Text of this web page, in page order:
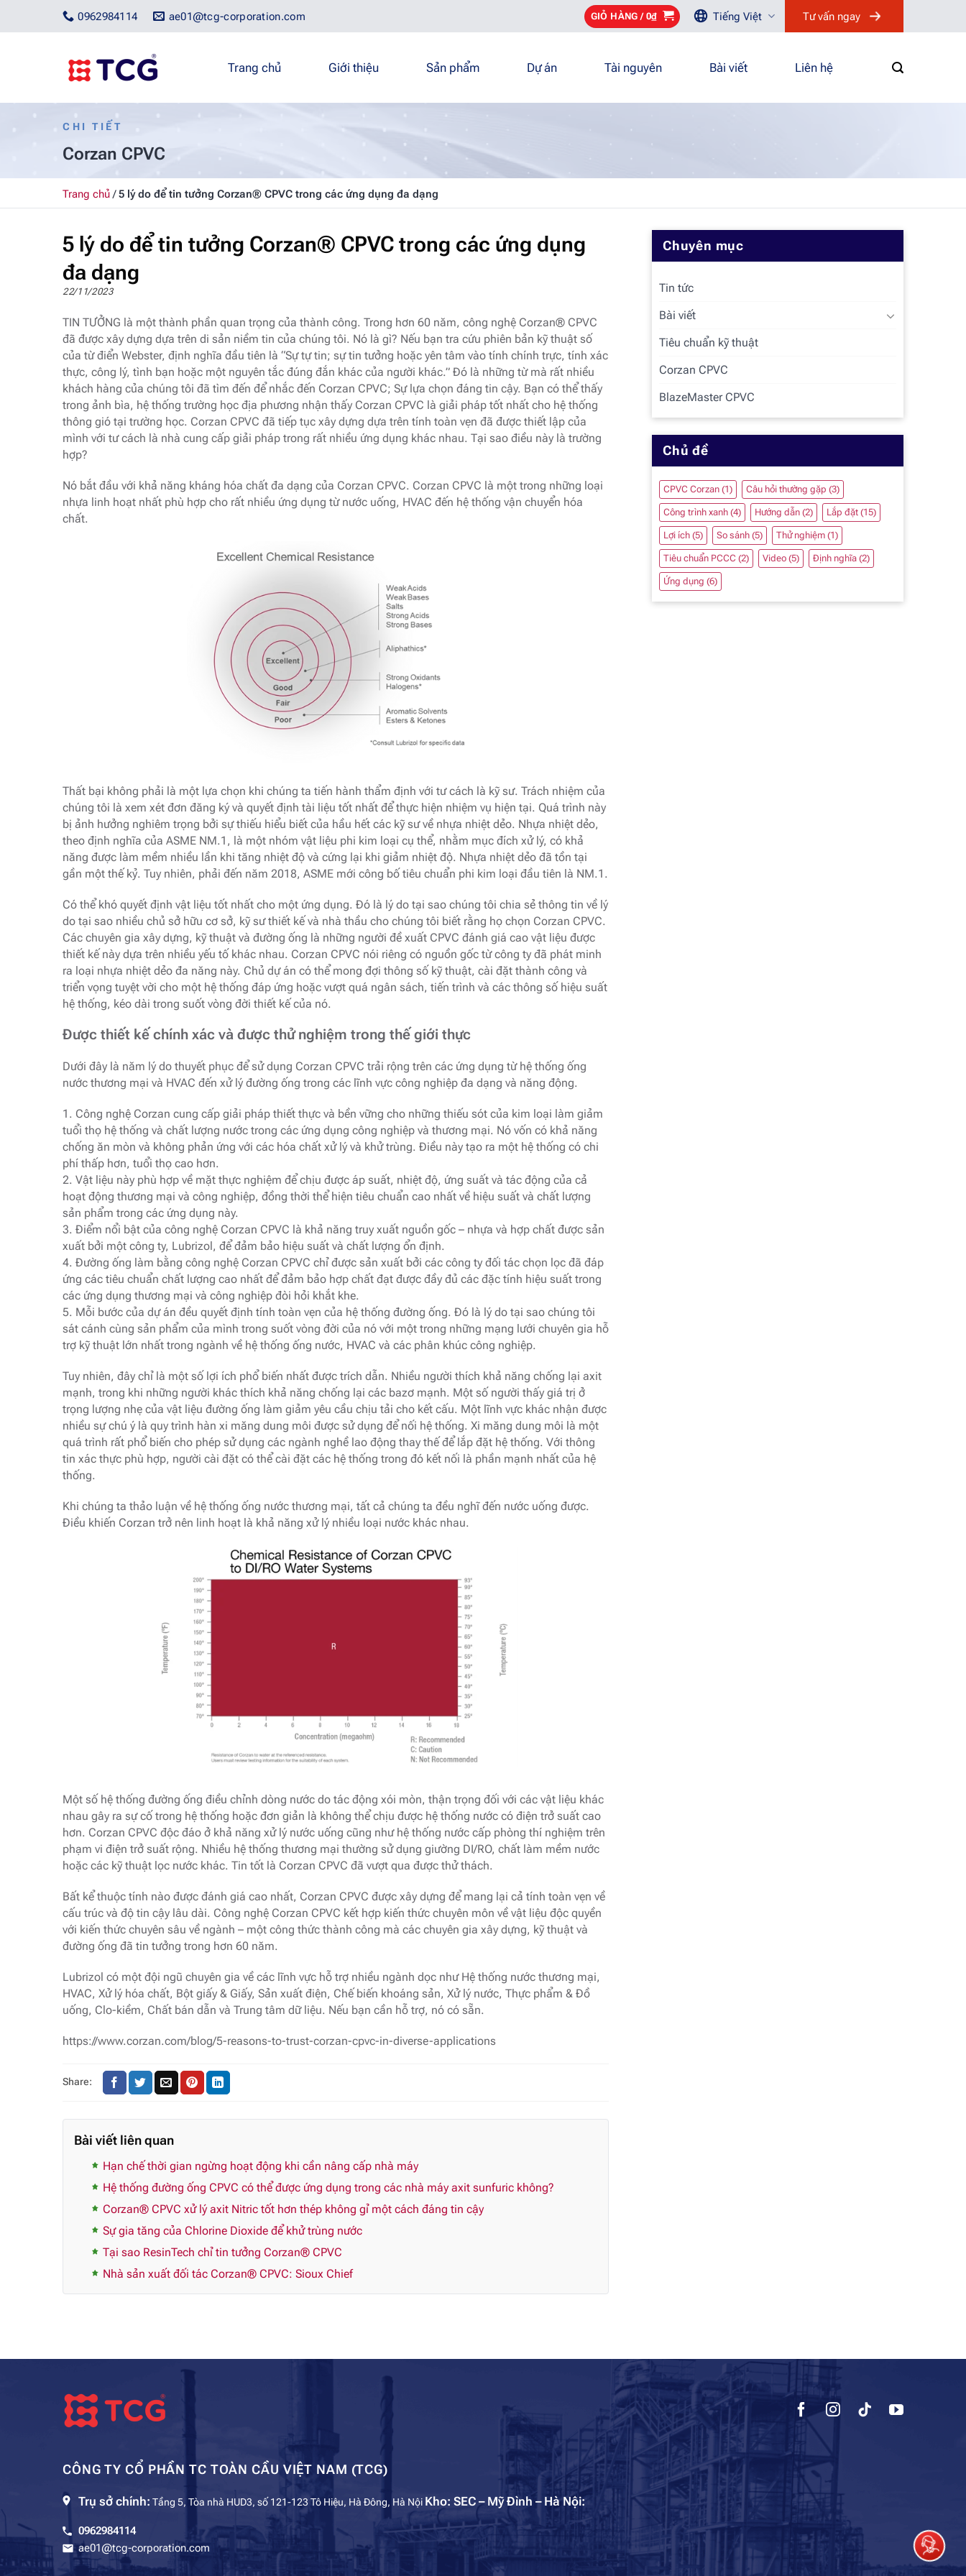
ae01@tcg-corporation.com
0962984114 GIỎ HÀNG / 0₫ Tiếng Việt Tư vấn ngay
Trang chủ Giới thiệu Sản phẩm Dự án Tài nguyên Bài viết Liên hệ
CHI TIẾT
Corzan CPVC
Trang chủ/5 lý do để tin tưởng Corzan® CPVC trong các ứng dụng đa dạng
5 lý do để tin tưởng Corzan® CPVC trong các ứng dụng
đa dạng
22/11/2023
TIN TƯỞNG là một thành phần quan trọng của thành công. Trong hơn 60 năm, công nghệ Corzan® CPVC
đã được xây dựng dựa trên di sản niềm tin của chúng tôi. Nó là gì? Nếu bạn tra cứu phiên bản kỹ thuật số
của từ điển Webster, định nghĩa đầu tiên là “Sự tự tin; sự tin tưởng hoặc yên tâm vào tính chính trực, tính xác
thực, công lý, tình bạn hoặc một nguyên tắc đúng đắn khác của người khác.” Đó là những từ mà rất nhiều
khách hàng của chúng tôi đã tìm đến để nhắc đến Corzan CPVC; Sự lựa chọn đáng tin cậy. Bạn có thể thấy
trong ảnh bìa, hệ thống trường học địa phương nhận thấy Corzan CPVC là giải pháp tốt nhất cho hệ thống
thông gió tại trường học. Corzan CPVC đã tiếp tục xây dựng dựa trên tính toàn vẹn đã được thiết lập của
mình với tư cách là nhà cung cấp giải pháp trong rất nhiều ứng dụng khác nhau. Tại sao điều này là trường
hợp?
Nó bắt đầu với khả năng kháng hóa chất đa dạng của Corzan CPVC. Corzan CPVC là một trong những loại
nhựa linh hoạt nhất phù hợp cho rất nhiều ứng dụng từ nước uống, HVAC đến hệ thống vận chuyển hóa
chất.
Thất bại không phải là một lựa chọn khi chúng ta tiến hành thẩm định với tư cách là kỹ sư. Trách nhiệm của
chúng tôi là xem xét đơn đăng ký và quyết định tài liệu tốt nhất để thực hiện nhiệm vụ hiện tại. Quá trình này
bị ảnh hưởng nghiêm trọng bởi sự thiếu hiểu biết của hầu hết các kỹ sư về nhựa nhiệt dẻo. Nhựa nhiệt dẻo,
theo định nghĩa của ASME NM.1, là một nhóm vật liệu phi kim loại cụ thể, nhằm mục đích xử lý, có khả
năng được làm mềm nhiều lần khi tăng nhiệt độ và cứng lại khi giảm nhiệt độ. Nhựa nhiệt dẻo đã tồn tại
gần một thế kỷ. Tuy nhiên, phải đến năm 2018, ASME mới công bố tiêu chuẩn phi kim loại đầu tiên là NM.1.
Có thể khó quyết định vật liệu tốt nhất cho một ứng dụng. Đó là lý do tại sao chúng tôi chia sẻ thông tin về lý
do tại sao nhiều chủ sở hữu cơ sở, kỹ sư thiết kế và nhà thầu cho chúng tôi biết rằng họ chọn Corzan CPVC.
Các chuyên gia xây dựng, kỹ thuật và đường ống là những người đề xuất CPVC đánh giá cao vật liệu được
thiết kế này dựa trên nhiều yếu tố khác nhau. Corzan CPVC nói riêng có nguồn gốc từ công ty đã phát minh
ra loại nhựa nhiệt dẻo đa năng này. Chủ dự án có thể mong đợi thông số kỹ thuật, cài đặt thành công và
triển vọng tuyệt vời cho một hệ thống đáp ứng hoặc vượt quá ngân sách, tiến trình và các thông số hiệu suất
hệ thống, kéo dài trong suốt vòng đời thiết kế của nó.
Được thiết kế chính xác và được thử nghiệm trong thế giới thực
Dưới đây là năm lý do thuyết phục để sử dụng Corzan CPVC trải rộng trên các ứng dụng từ hệ thống ống
nước thương mại và HVAC đến xử lý đường ống trong các lĩnh vực công nghiệp đa dạng và năng động.
1. Công nghệ Corzan cung cấp giải pháp thiết thực và bền vững cho những thiếu sót của kim loại làm giảm
tuổi thọ hệ thống và chất lượng nước trong các ứng dụng công nghiệp và thương mại. Nó vốn có khả năng
chống ăn mòn và không phản ứng với các hóa chất xử lý và khử trùng. Điều này tạo ra một hệ thống có chi
phí thấp hơn, tuổi thọ cao hơn.
2. Vật liệu này phù hợp về mặt thực nghiệm để chịu được áp suất, nhiệt độ, ứng suất và tác động của cả
hoạt động thương mại và công nghiệp, đồng thời thể hiện tiêu chuẩn cao nhất về hiệu suất và chất lượng
sản phẩm trong các ứng dụng này.
3. Điểm nổi bật của công nghệ Corzan CPVC là khả năng truy xuất nguồn gốc – nhựa và hợp chất được sản
xuất bởi một công ty, Lubrizol, để đảm bảo hiệu suất và chất lượng ổn định.
4. Đường ống làm bằng công nghệ Corzan CPVC chỉ được sản xuất bởi các công ty đối tác chọn lọc đã đáp
ứng các tiêu chuẩn chất lượng cao nhất để đảm bảo hợp chất đạt được đầy đủ các đặc tính hiệu suất trong
các ứng dụng thương mại và công nghiệp đòi hỏi khắt khe.
5. Mỗi bước của dự án đều quyết định tính toàn vẹn của hệ thống đường ống. Đó là lý do tại sao chúng tôi
sát cánh cùng sản phẩm của mình trong suốt vòng đời của nó với một trong những mạng lưới chuyên gia hỗ
trợ kỹ thuật lớn nhất trong ngành về hệ thống ống nước, HVAC và các phân khúc công nghiệp.
Tuy nhiên, đây chỉ là một số lợi ích phổ biến nhất được trích dẫn. Nhiều người thích khả năng chống lại axit
mạnh, trong khi những người khác thích khả năng chống lại các bazơ mạnh. Một số người thấy giá trị ở
trọng lượng nhẹ của vật liệu đường ống làm giảm yêu cầu chịu tải cho kết cấu. Một lĩnh vực khác nhận được
nhiều sự chú ý là quy trình hàn xi măng dung môi được sử dụng để nối hệ thống. Xi măng dung môi là một
quá trình rất phổ biến cho phép sử dụng các ngành nghề lao động thay thế để lắp đặt hệ thống. Với thông
tin xác thực phù hợp, người cài đặt có thể cài đặt các hệ thống trong đó kết nối là phần mạnh nhất của hệ
thống.
Khi chúng ta thảo luận về hệ thống ống nước thương mại, tất cả chúng ta đều nghĩ đến nước uống được.
Điều khiến Corzan trở nên linh hoạt là khả năng xử lý nhiều loại nước khác nhau.
Một số hệ thống đường ống điều chỉnh dòng nước do tác động xói mòn, thận trọng đối với các vật liệu khác
nhau gây ra sự cố trong hệ thống hoặc đơn giản là không thể chịu được hệ thống nước có điện trở suất cao
hơn. Corzan CPVC độc đáo ở khả năng xử lý nước uống cũng như hệ thống nước cấp phòng thí nghiệm trên
phạm vi điện trở suất rộng. Nhiều hệ thống thương mại thường sử dụng giường DI/RO, chất làm mềm nước
hoặc các kỹ thuật lọc nước khác. Tin tốt là Corzan CPVC đã vượt qua được thử thách.
Bất kể thuộc tính nào được đánh giá cao nhất, Corzan CPVC được xây dựng để mang lại cả tính toàn vẹn về
cấu trúc và độ tin cậy lâu dài. Công nghệ Corzan CPVC kết hợp kiến ​​thức chuyên môn về vật liệu độc quyền
với kiến ​​thức chuyên sâu về ngành – một công thức thành công mà các chuyên gia xây dựng, kỹ thuật và
đường ống đã tin tưởng trong hơn 60 năm.
Lubrizol có một đội ngũ chuyên gia về các lĩnh vực hỗ trợ nhiều ngành dọc như Hệ thống nước thương mại,
HVAC, Xử lý hóa chất, Bột giấy & Giấy, Sản xuất điện, Chế biến khoáng sản, Xử lý nước, Thực phẩm & Đồ
uống, Clo-kiềm, Chất bán dẫn và Trung tâm dữ liệu. Nếu bạn cần hỗ trợ, nó có sẵn.
https://www.corzan.com/blog/5-reasons-to-trust-corzan-cpvc-in-diverse-applications
Share:
Bài viết liên quan
Hạn chế thời gian ngừng hoạt động khi cần nâng cấp nhà máy
Hệ thống đường ống CPVC có thể được ứng dụng trong các nhà máy axit sunfuric không?
Corzan® CPVC xử lý axit Nitric tốt hơn thép không gỉ một cách đáng tin cậy
Sự gia tăng của Chlorine Dioxide để khử trùng nước
Tại sao ResinTech chỉ tin tưởng Corzan® CPVC
Nhà sản xuất đối tác Corzan® CPVC: Sioux Chief
Chuyên mục
Tin tức
Bài viết
Tiêu chuẩn kỹ thuật
Corzan CPVC
BlazeMaster CPVC
Chủ đề
CPVC Corzan (1) Câu hỏi thường gặp (3)
Công trình xanh (4) Hướng dẫn (2) Lắp đặt (15)
Lợi ích (5) So sánh (5) Thử nghiệm (1)
Tiêu chuẩn PCCC (2) Video (5) Định nghĩa (2)
Ứng dụng (6)
CÔNG TY CỔ PHẦN TC TOÀN CẦU VIỆT NAM (TCG)
Trụ sở chính: Tầng 5, Tòa nhà HUD3, số 121-123 Tô Hiệu, Hà Đông, Hà Nội Kho: SEC – Mỹ Đình – Hà Nội:
0962984114
ae01@tcg-corporation.com